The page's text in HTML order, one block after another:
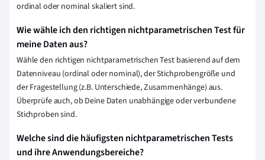
ordinal oder nominal skaliert sind.
Wie wähle ich den richtigen nichtparametrischen Test für
meine Daten aus?
Wähle den richtigen nichtparametrischen Test basierend auf dem
Datenniveau (ordinal oder nominal), der Stichprobengröße und
der Fragestellung (z.B. Unterschiede, Zusammenhänge) aus.
Überprüfe auch, ob Deine Daten unabhängige oder verbundene
Stichproben sind.
Welche sind die häufigsten nichtparametrischen Tests
und ihre Anwendungsbereiche?